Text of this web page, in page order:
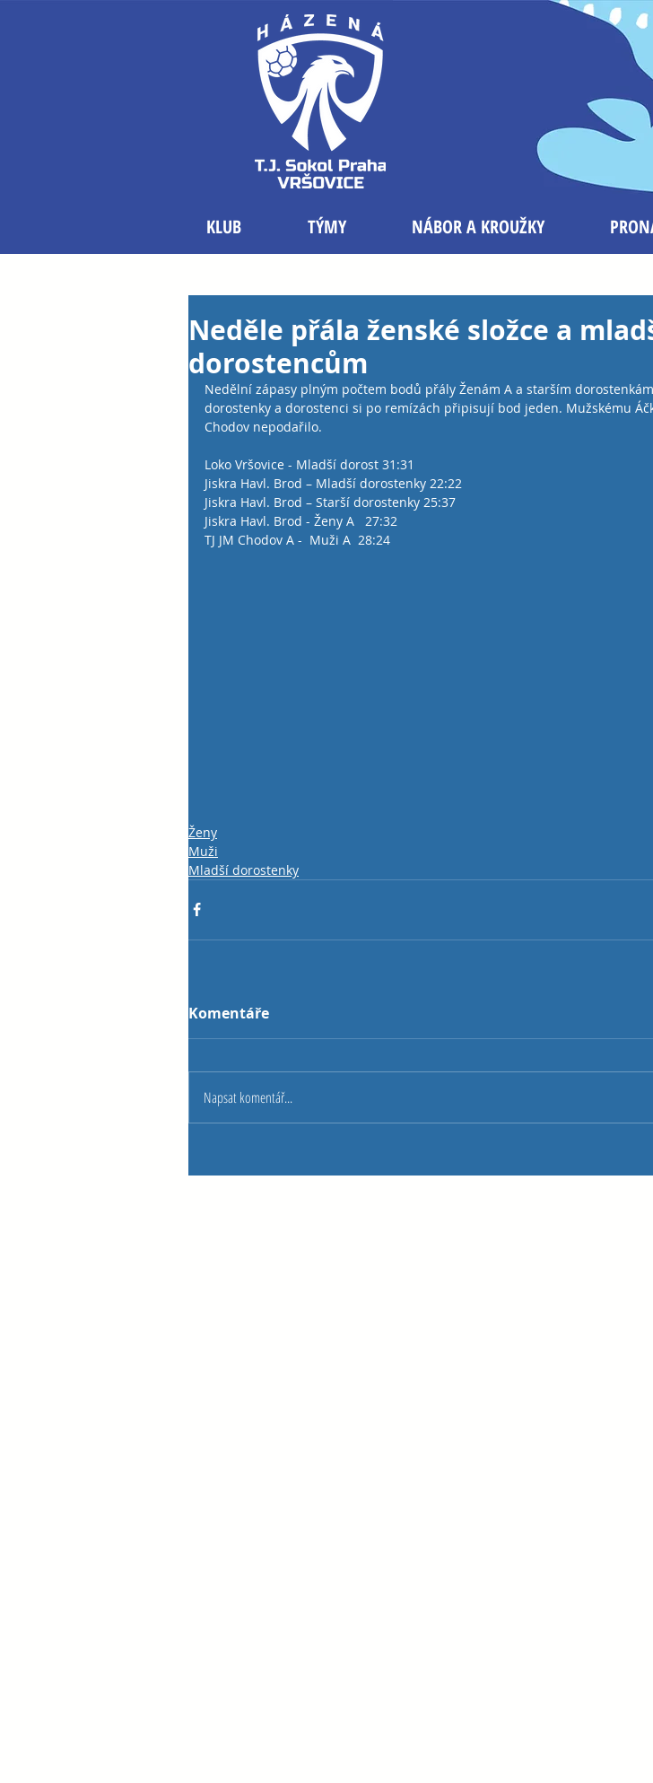
KLUB TÝMY NÁBOR A KROUŽKY
Neděle přála ženské složce a
dorostencům
Nedělní zápasy plným počtem bodů přály Ženám A a starším
dorostenky a dorostenci si po remízách připisují bod jeden. Mužskému
Chodov nepodařilo.
Loko Vršovice - Mladší dorost 31:31
Jiskra Havl. Brod – Mladší dorostenky 22:22
Jiskra Havl. Brod – Starší dorostenky 25:37
Jiskra Havl. Brod - Ženy A   27:32
TJ JM Chodov A -  Muži A  28:24
Ženy
Muži
Mladší dorostenky
Komentáře
Napsat komentář...